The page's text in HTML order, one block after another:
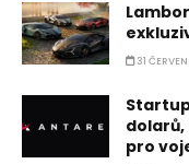
31
pro